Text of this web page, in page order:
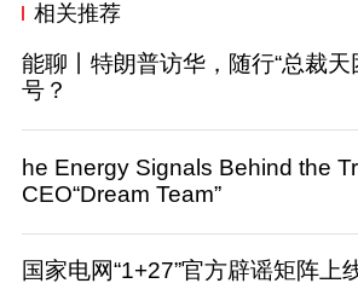
相关推荐
能聊丨特朗普访华，随行“总裁天
号？
he Energy Signals Behind the
CEO“Dream Team”
国家电网“1+27”官方辟谣矩阵上